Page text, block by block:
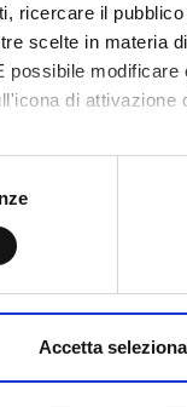
ricercare il
scelte in materia
di attivazione
geografica, con
dalla
Accetta